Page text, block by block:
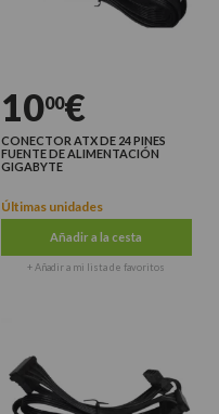
1000€
CONECTOR ATX DE 24 PINES
FUENTE DE ALIMENTACIÓN
GIGABYTE
Últimas unidades
Añadir a la cesta
+ Añadir a mi lista de favoritos